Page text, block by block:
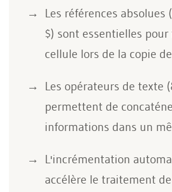
Les références absolues
$) sont essentielles
cellule lors de la copie
Les opérateurs de texte
permettent de
informations dans un
L'incrémentation
accélère le traitement